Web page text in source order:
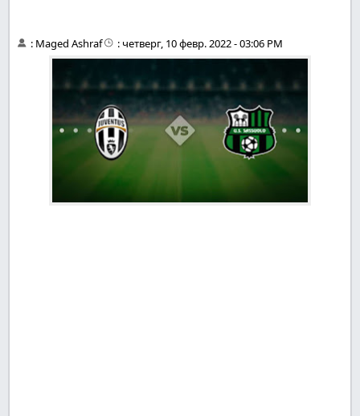
: Maged Ashraf : четверг, 10 февр. 2022 - 03:06 PM